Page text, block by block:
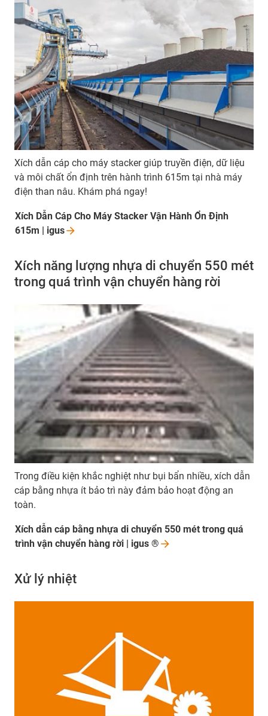
Xích dẫn cáp cho máy stacker giúp truyền điện, dữ liệu
và môi chất ổn định trên hành trình 615m tại nhà máy
điện than nâu. Khám phá ngay!
Xích Dẫn Cáp Cho Máy Stacker Vận Hành Ổn Định
615m | igus
Xích năng lượng nhựa di chuyển 550 mét
trong quá trình vận chuyển hàng rời
Trong điều kiện khắc nghiệt như bụi bẩn nhiều, xích dẫn
cáp bằng nhựa ít bảo trì này đảm bảo hoạt động an
toàn.
Xích dẫn cáp bằng nhựa di chuyển 550 mét trong quá
trình vận chuyển hàng rời | igus ®
Xử lý nhiệt